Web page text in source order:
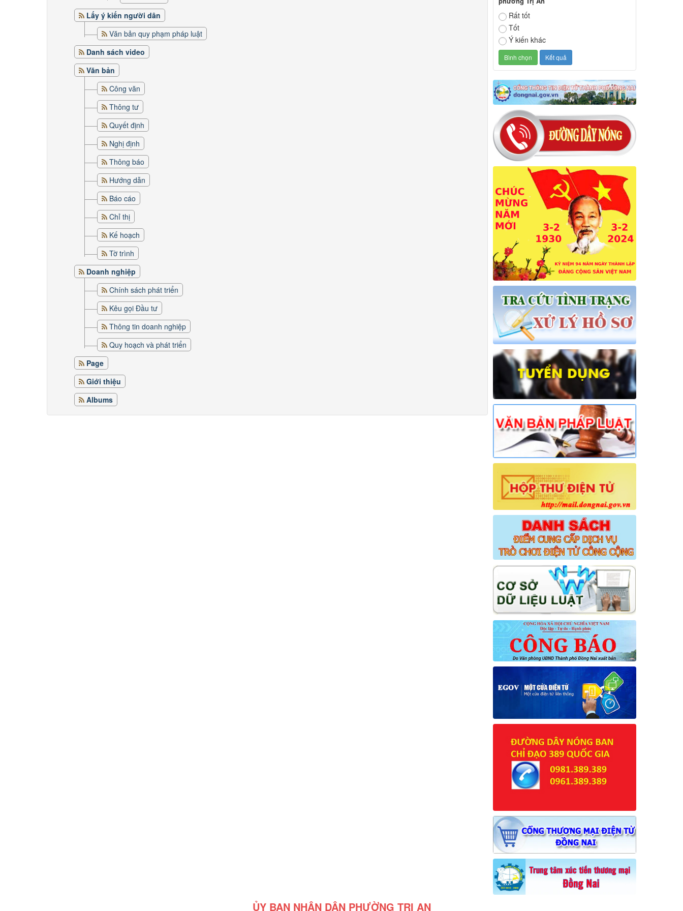
Lấy ý kiến người dân
Văn bản quy phạm pháp luật
Danh sách video
Văn bản
Công văn
Thông tư
Quyết định
Nghị định
Thông báo
Hướng dẫn
Báo cáo
Chỉ thị
Kế hoạch
Tờ trình
Doanh nghiệp
Chính sách phát triển
Kêu gọi Đầu tư
Thông tin doanh nghiệp
Quy hoạch và phát triển
Page
Giới thiệu
Albums
Rất tốt
Tốt
Ý kiến khác
ỦY BAN NHÂN DÂN PHƯỜNG TRỊ AN